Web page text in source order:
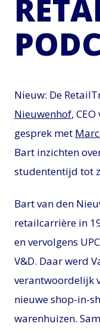
Nieuw: De
Nieuwenhof,
gesprek met
Bart inzichten
studententijd tot
Bart van den
retailcarrière in
en vervolgens
V&D. Daar werd
verantwoordelijk
nieuwe shop-in-
warenhuizen.